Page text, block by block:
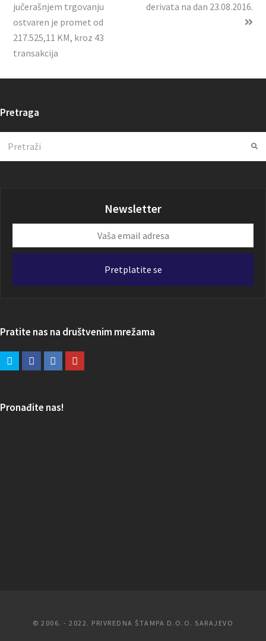
jučerašnjem trgovanju
ostvaren je promet od
217.525,11 KM, kroz 43
transakcija
derivata na dan 23.08.2016.
Pretraga
Newsletter
email
Pretplatite se
Pratite nas na društvenim mrežama
Pronađite nas!
© 2006. - 2022. PRIVREDNA ŠTAMPA D.O.O. SARAJEVO